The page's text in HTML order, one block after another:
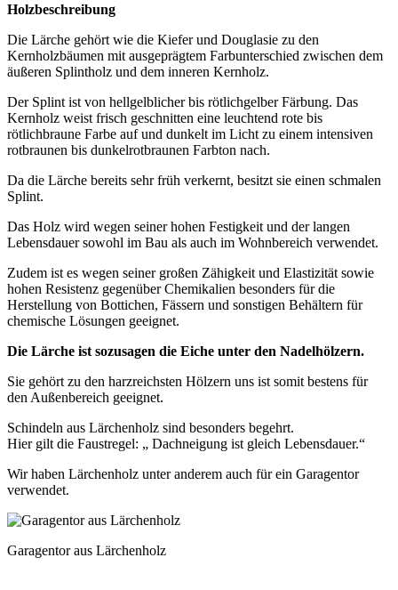
Holzbeschreibung
Die Lärche gehört wie die Kiefer und Douglasie zu den
Kernholzbäumen mit ausgeprägtem Farbunterschied zwischen dem
äußeren Splintholz und dem inneren Kernholz.
Der Splint ist von hellgelblicher bis rötlichgelber Färbung. Das
Kernholz weist frisch geschnitten eine leuchtend rote bis
rötlichbraune Farbe auf und dunkelt im Licht zu einem intensiven
rotbraunen bis dunkelrotbraunen Farbton nach.
Da die Lärche bereits sehr früh verkernt, besitzt sie einen schmalen
Splint.
Das Holz wird wegen seiner hohen Festigkeit und der langen
Lebensdauer sowohl im Bau als auch im Wohnbereich verwendet.
Zudem ist es wegen seiner großen Zähigkeit und Elastizität sowie
hohen Resistenz gegenüber Chemikalien besonders für die
Herstellung von Bottichen, Fässern und sonstigen Behältern für
chemische Lösungen geeignet.
Die Lärche ist sozusagen die Eiche unter den Nadelhölzern.
Sie gehört zu den harzreichsten Hölzern uns ist somit bestens für
den Außenbereich geeignet.
Schindeln aus Lärchenholz sind besonders begehrt.
Hier gilt die Faustregel: „ Dachneigung ist gleich Lebensdauer.“
Wir haben Lärchenholz unter anderem auch für ein Garagentor
verwendet.
Garagentor aus Lärchenholz